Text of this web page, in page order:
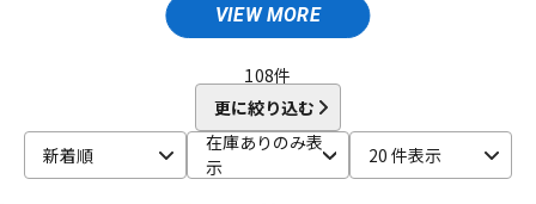
パーカッション
管楽器 その他楽器
VIEW MORE
CASIO DATO
DAVE SMITH INSTRUMENTS
DEXIBELL DOEPFER
DREADBOX
elektron
F-M
FLAME Gamechanger | Audio GATOR
HAMMOND
108件
更に絞り込む
新着順
在庫ありのみ表
示
20 件表示